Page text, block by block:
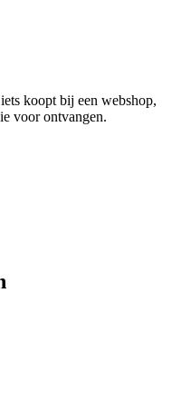
koopt bij een webshop,
voor ontvangen.